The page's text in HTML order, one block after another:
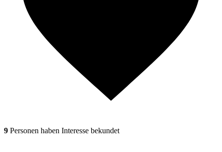
9 Personen haben Interesse bekundet